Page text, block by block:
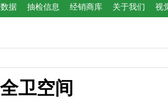
据 抽检信息 经销商库 关于我们 视
卫空间